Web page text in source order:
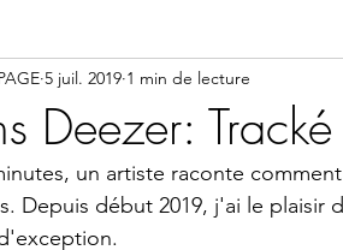
Deezer:
5 juil. 2019 1 min de lecture
un artiste raconte
Depuis début 2019, j'ai le plaisir